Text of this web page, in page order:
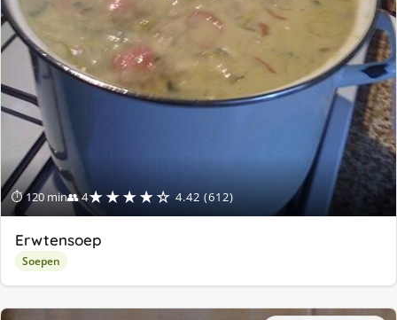
⏱ 120 min👥 4★★★★☆ 4.42 (612)
Erwtensoep
Soepen